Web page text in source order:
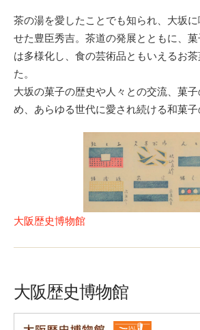
茶の湯を愛したことでも知られ、大坂
せた豊臣秀吉。茶道の発展とともに、
は多様化し、食の芸術品ともいえるお
た。
大坂の菓子の歴史や人々との交流、菓
め、あらゆる世代に愛され続ける和菓子
大阪歴史博物館
大阪歴史博物館